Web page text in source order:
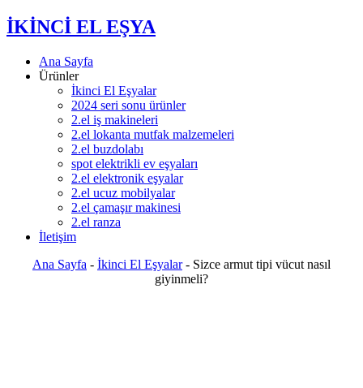
İKİNCİ EL EŞYA
Ana Sayfa
Ürünler
İkinci El Eşyalar
2024 seri sonu ürünler
2.el iş makineleri
2.el lokanta mutfak malzemeleri
2.el buzdolabı
spot elektrikli ev eşyaları
2.el elektronik eşyalar
2.el ucuz mobilyalar
2.el çamaşır makinesi
2.el ranza
İletişim
Ana Sayfa - İkinci El Eşyalar- Sizce armut tipi vücut nasıl
giyinmeli?